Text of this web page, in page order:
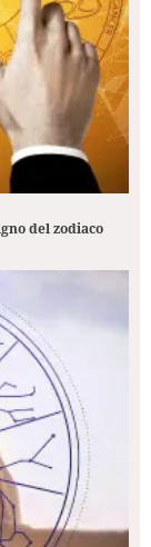
del zodiaco